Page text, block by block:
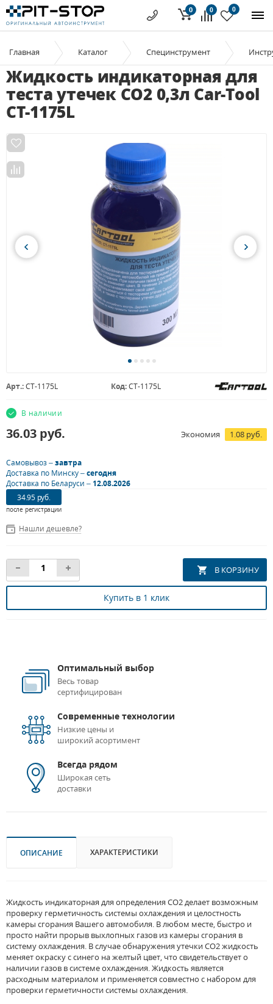
0 0
0
Главная Каталог Специнструмент
Жидкость индикаторная для
теста утечек CO2 0,3л Car-Tool
CT-1175L
Арт.:CT-1175L Код:CT-1175L
В наличии
36.03 руб. Экономия 1.08 руб.
Самовывоз –завтра
Доставка по Минску –сегодня
Доставка по Беларуси –12.08.2026
34.95 руб.
после регистрации
Нашли дешевле?
Купить в 1 клик
Оптимальный выбор
Весь товар
сертифицирован
Современные технологии
Низкие цены и
широкий асортимент
Всегда рядом
Широкая сеть
доставки
ОПИСАНИЕ ХАРАКТЕРИСТИКИ
Жидкость индикаторная для определения CO2 делает возможным
проверку герметичность системы охлаждения и целостность
камеры сгорания Вашего автомобиля. В любом месте, быстро и
просто найти прорыв выхлопных газов из камеры сгорания в
систему охлаждения. В случае обнаружения утечки CO2 жидкость
меняет окраску с синего на желтый цвет, что свидетельствует о
наличии газов в системе охлаждения. Жидкость является
расходным материалом и применяется совместно с набором для
проверки герметичности системы охлаждения.